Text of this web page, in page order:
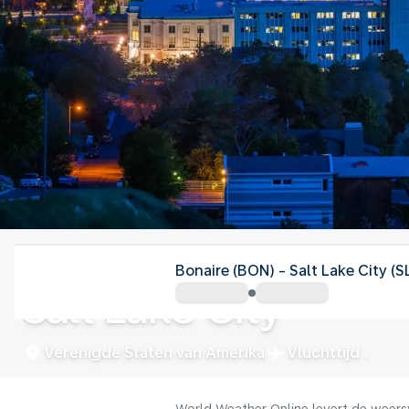
Verenigde Staten van Amerika
Salt Lake City
Verenigde Staten van Amerika Vluchttijd
Bonaire (BON) - Salt Lake City